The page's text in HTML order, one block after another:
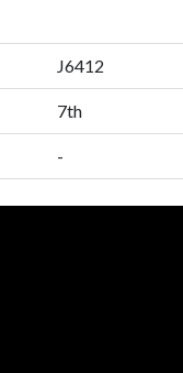
J6412
7th
-